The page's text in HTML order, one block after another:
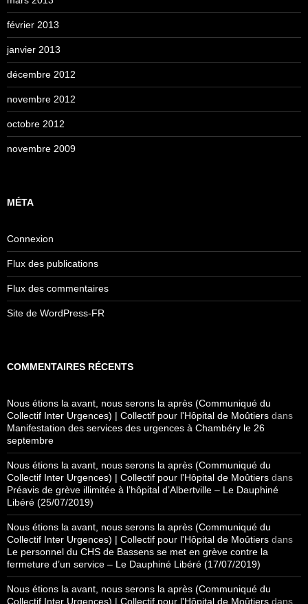
février 2013
janvier 2013
décembre 2012
novembre 2012
octobre 2012
novembre 2009
MÉTA
Connexion
Flux des publications
Flux des commentaires
Site de WordPress-FR
COMMENTAIRES RÉCENTS
Nous étions la avant, nous serons la après (Communiqué du
Collectif Inter Urgences) | Collectif pour l'Hôpital de Moûtiers dans
Manifestation des services des urgences à Chambéry le 26
septembre
Nous étions la avant, nous serons la après (Communiqué du
Collectif Inter Urgences) | Collectif pour l'Hôpital de Moûtiers dans
Préavis de grève illimitée à l’hôpital d’Albertville – Le Dauphiné
Libéré (25/07/2019)
Nous étions la avant, nous serons la après (Communiqué du
Collectif Inter Urgences) | Collectif pour l'Hôpital de Moûtiers dans
Le personnel du CHS de Bassens se met en grève contre la
fermeture d’un service – Le Dauphiné Libéré (17/07/2019)
Nous étions la avant, nous serons la après (Communiqué du
Collectif Inter Urgences) | Collectif pour l'Hôpital de Moûtiers dans